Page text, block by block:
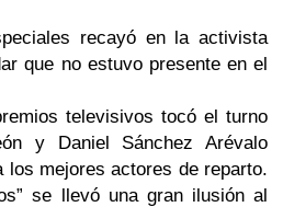
recayó en la activista
que no estuvo presente en el
televisivos tocó el turno
y Daniel Sánchez Arévalo
los mejores actores de reparto.
se llevó una gran ilusión al